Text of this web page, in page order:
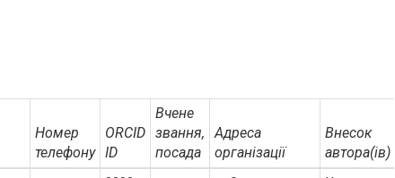
Номер
телефону
ORCID
ID
Вчене
звання,
посада
Адреса
організації
Внесок
автора(ів)